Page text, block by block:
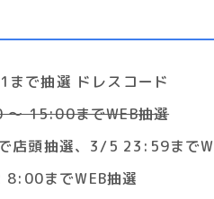
で抽選 ドレスコード
15:00までWEB抽選
店頭抽選、3/5 23:59まで
までWEB抽選